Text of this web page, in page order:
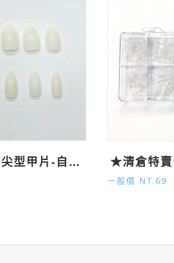
★清倉特賣★尖型甲片-自然500P
一般價 NT.69